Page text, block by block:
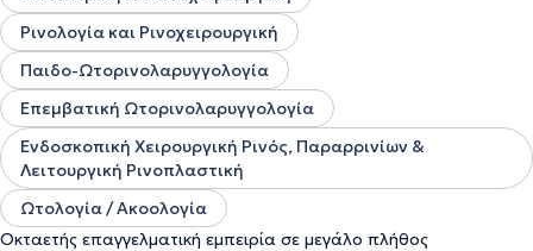
Ultraschallkurse für HNO-Ärzte und Kieferchirurgen 2012/13
Grundkurs der Kopf- Halssonographie (Mετεκπαιδευτικό
Σεμινάριο Υπερήχων για ΩΡΛ και Γναθοχειρουργούς-Βασικό
επίπεδο), Πανεπιστημιακή ΩΡΛ Κλινική Mainz Γερμανίας. Τέλος ο
ιατρός έχει στο ενεργητικό του μεγάλο αριθμό επιστημονικών
ανακοινώσεων σε ελληνικά και ξένα συνέδρια καθώς και πλήθος
επιστημονικών δημοσιεύσεων σε ελληνικά και ξενόγλωσσα
επιστημονικά περιοδικά.
Ρινολογία και Ρινοχειρουργική
Παιδο-Ωτορινολαρυγγολογία
Επεμβατική Ωτορινολαρυγγολογία
Ενδοσκοπική Χειρουργική Ρινός, Παραρρινίων &
Λειτουργική Ρινοπλαστική
Ωτολογία / Ακοολογία
Οκταετής επαγγελματική εμπειρία σε μεγάλο πλήθος